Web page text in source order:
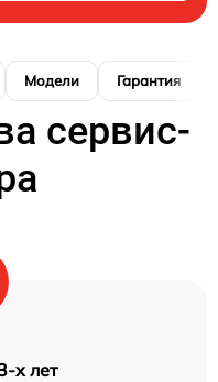
Модели Гарантия
сервис-
х лет